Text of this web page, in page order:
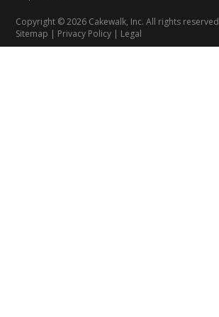
Copyright © 2026 Cakewalk, Inc. All rights reserved
Sitemap | Privacy Policy | Legal